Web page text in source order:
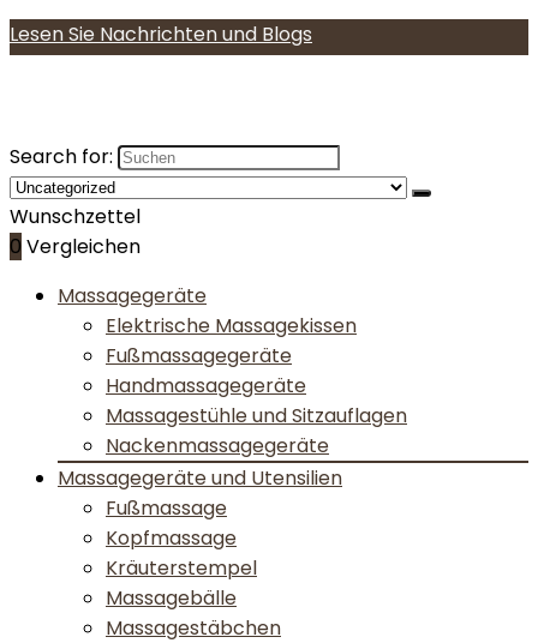
Lesen Sie Nachrichten und Blogs
Search for:
Wunschzettel
0 Vergleichen
Massagegeräte
Elektrische Massagekissen
Fußmassagegeräte
Handmassagegeräte
Massagestühle und Sitzauflagen
Nackenmassagegeräte
Massagegeräte und Utensilien
Fußmassage
Kopfmassage
Kräuterstempel
Massagebälle
Massagestäbchen